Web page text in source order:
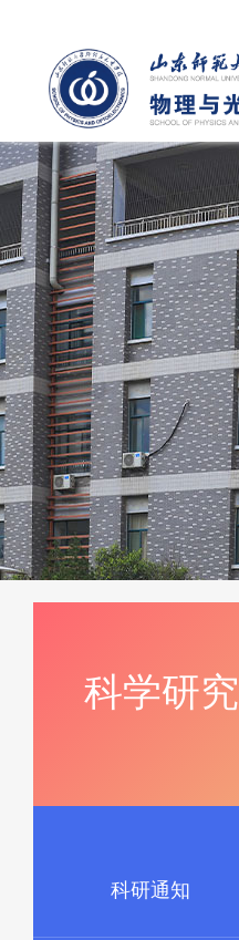
科学研究
科研通知